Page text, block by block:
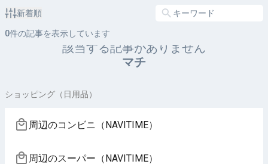
新着順
0件の記事を表示しています
該当する記事がありません
マチ
ショッピング（日用品）
周辺のコンビニ（NAVITIME）
周辺のスーパー（NAVITIME）